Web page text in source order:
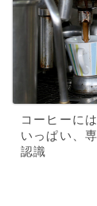
コーヒーに
いっぱい、
認識